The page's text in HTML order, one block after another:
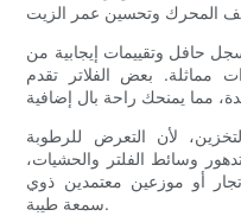
حافل وتقييمات إيجابية من
مماثلة. بعض الفلاتر تقدم
لأن التعرض للرطوبة
وسائط الفلتر والحشيات،
أو موزعين معتمدين ذوي
سمعة طيبة.